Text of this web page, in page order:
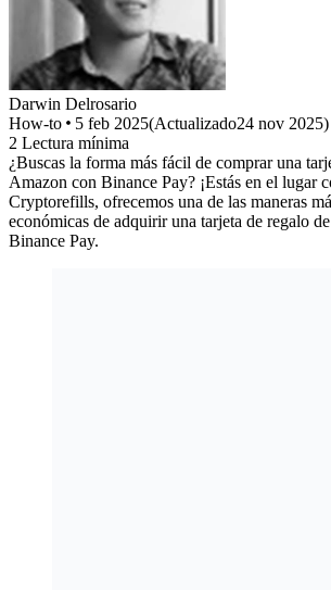
Darwin Delrosario
How-to
5 feb 2025(Actualizado24 nov 2025)
2 Lectura mínima
¿Buscas la forma más fácil de comprar una
Amazon con Binance Pay? ¡Estás en el lugar
Cryptorefills, ofrecemos una de las maneras
económicas de adquirir una tarjeta de regalo
Binance Pay.